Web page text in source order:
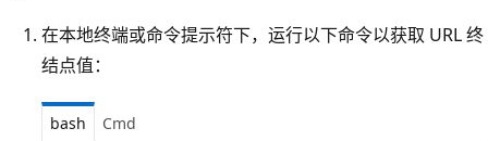
在本地终端或命令提示符下，运行以下命令以获取 URL 终
结点值：
bash Cmd